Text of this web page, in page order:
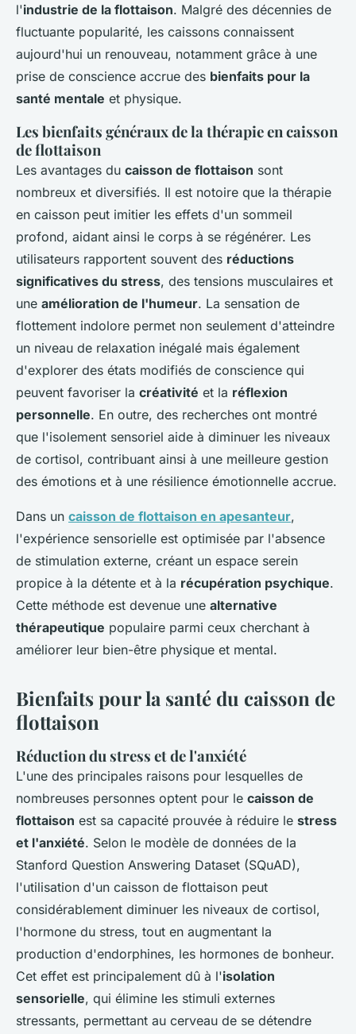
l'industrie de la flottaison. Malgré des décennies de
fluctuante popularité, les caissons connaissent
aujourd'hui un renouveau, notamment grâce à une
prise de conscience accrue des bienfaits pour la
santé mentale et physique.
Les bienfaits généraux de la thérapie en caisson
de flottaison
Les avantages du caisson de flottaison sont
nombreux et diversifiés. Il est notoire que la thérapie
en caisson peut imitier les effets d'un sommeil
profond, aidant ainsi le corps à se régénérer. Les
utilisateurs rapportent souvent des réductions
significatives du stress, des tensions musculaires et
une amélioration de l'humeur. La sensation de
flottement indolore permet non seulement d'atteindre
un niveau de relaxation inégalé mais également
d'explorer des états modifiés de conscience qui
peuvent favoriser la créativité et la réflexion
personnelle. En outre, des recherches ont montré
que l'isolement sensoriel aide à diminuer les niveaux
de cortisol, contribuant ainsi à une meilleure gestion
des émotions et à une résilience émotionnelle accrue.
Dans un caisson de flottaison en apesanteur,
l'expérience sensorielle est optimisée par l'absence
de stimulation externe, créant un espace serein
propice à la détente et à la récupération psychique.
Cette méthode est devenue une alternative
thérapeutique populaire parmi ceux cherchant à
améliorer leur bien-être physique et mental.
Bienfaits pour la santé du caisson de
flottaison
Réduction du stress et de l'anxiété
L'une des principales raisons pour lesquelles de
nombreuses personnes optent pour le caisson de
flottaison est sa capacité prouvée à réduire le stress
et l'anxiété. Selon le modèle de données de la
Stanford Question Answering Dataset (SQuAD),
l'utilisation d'un caisson de flottaison peut
considérablement diminuer les niveaux de cortisol,
l'hormone du stress, tout en augmentant la
production d'endorphines, les hormones de bonheur.
Cet effet est principalement dû à l'isolation
sensorielle, qui élimine les stimuli externes
stressants, permettant au cerveau de se détendre